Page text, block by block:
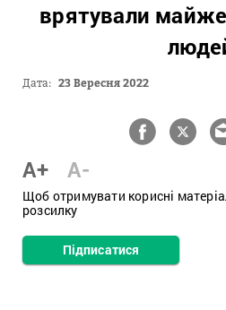
врятували
Дата: 23 Вересня 2022
A+ A-
Щоб отримувати корисні
розсилку
Підписатися